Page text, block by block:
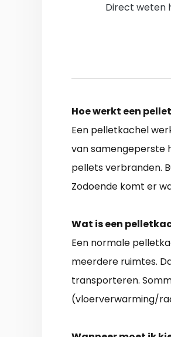
Direct weten
Hoe werkt een
Een pelletkachel
van samengeperste
pellets verbranden.
Zodoende komt er
Wat is een
Een normale
meerdere ruimtes.
transporteren.
(vloerverwarming/